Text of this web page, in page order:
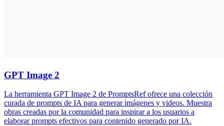
GPT Image 2
La herramienta GPT Image 2 de PromptsRef ofrece una colección
curada de prompts de IA para generar imágenes y videos. Muestra
obras creadas por la comunidad para inspirar a los usuarios a
elaborar prompts efectivos para contenido generado por IA.